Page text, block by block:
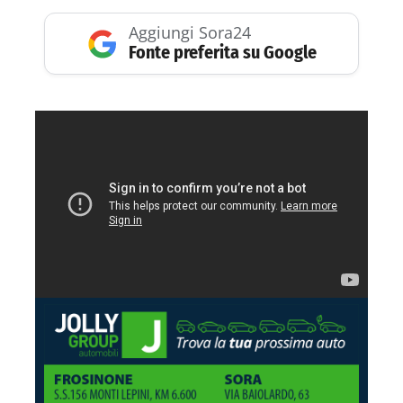
Aggiungi Sora24
Fonte preferita su Google